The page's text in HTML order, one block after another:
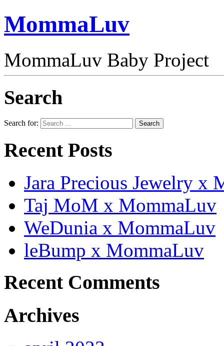
MommaLuv
MommaLuv Baby Project
Search
Search for: Search
Recent Posts
Jara Precious Jewelry x
Taj MoM x MommaLuv
WeDunia x MommaLuv
leBump x MommaLuv
Recent Comments
Archives